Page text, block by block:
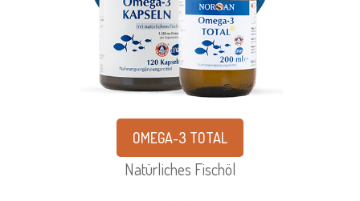
OMEGA-3 TOTAL
Natürliches Fischöl